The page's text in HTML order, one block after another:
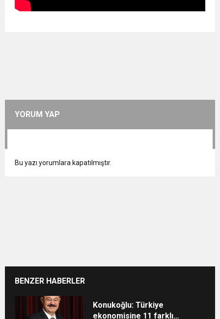
YORUM YAP
Bu yazı yorumlara kapatılmıştır.
BENZER HABERLER
Konukoğlu: Türkiye
ekonomisine 11 farklı